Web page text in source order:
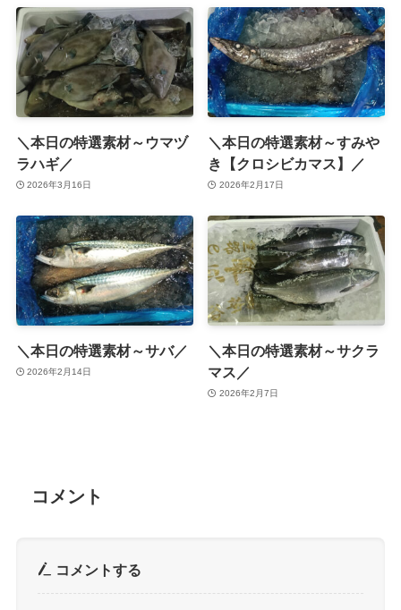
＼本日の特選素材～ウマヅ
ラハギ／
2026年3月16日
＼本日の特選素材～すみや
き【クロシビカマス】／
2026年2月17日
＼本日の特選素材～サバ／
2026年2月14日
＼本日の特選素材～サクラ
マス／
2026年2月7日
コメント
コメントする